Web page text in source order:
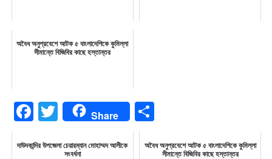
অবৈধ অনুপ্রবেশে আটক ৫ বাংলাদেশিকে কুমিল্লা
সীমান্তে বিজিবির কাছে হস্তান্তর
Facebook
Twitter Share
দাউদকান্দির উপজেলা চেয়ারম্যান মোহাম্মদ আলীকে
সংবর্ধনা
অবৈধ অনুপ্রবেশে আটক ৫ বাংলাদেশিকে কুমিল্লা
সীমান্তে বিজিবির কাছে হস্তান্তর